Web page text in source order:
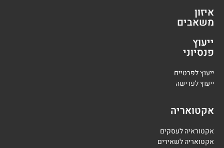
איזון
משאבים
ייעוץ
פנסיוני
ייעוץ לפרטיים
ייעוץ לפרישה
אקטואריה
אקטוראיה לעסקים
אקטואריה לשאירים